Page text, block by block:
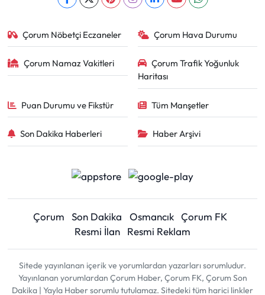
Çorum Nöbetçi Eczaneler Çorum Hava Durumu
Çorum Namaz Vakitleri
Çorum Trafik Yoğunluk
Haritası
Puan Durumu ve Fikstür Tüm Manşetler
Son Dakika Haberleri Haber Arşivi
Çorum Son Dakika Osmancık Çorum FK
Resmi İlan
Resmi Reklam
Sitede yayınlanan içerik ve yorumlardan yazarları sorumludur.
Yayınlanan yorumlardan Çorum Haber, Çorum FK, Çorum Son
Dakika | Yayla Haber sorumlu tutulamaz. Sitedeki tüm harici linkler